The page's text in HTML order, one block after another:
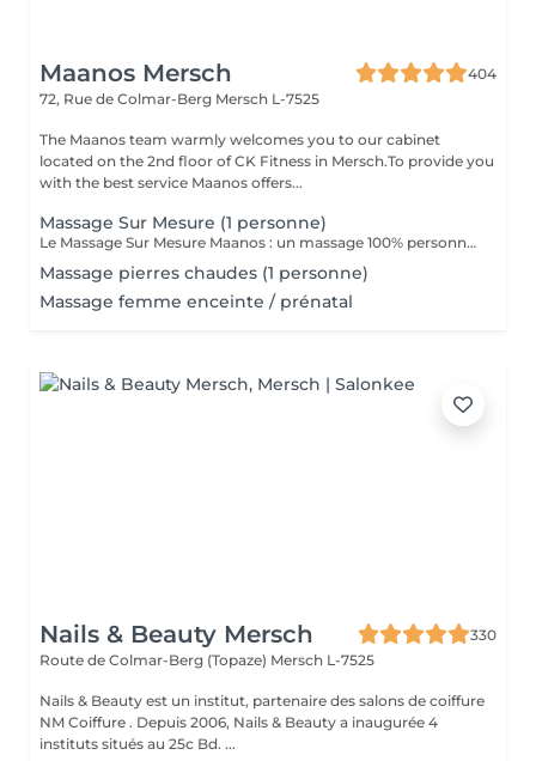
Maanos Mersch
404
72, Rue de Colmar-Berg Mersch L-7525
The Maanos team warmly welcomes you to our cabinet
located on the 2nd floor of CK Fitness in Mersch.To provide you
with the best service Maanos offers...
Massage Sur Mesure (1 personne)
Le Massage Sur Mesure Maanos : un massage 100% personnalisé en fonction de vos besoins et de vos envies !
Massage pierres chaudes (1 personne)
Massage femme enceinte / prénatal
Nails & Beauty Mersch
330
Route de Colmar-Berg (Topaze) Mersch L-7525
Nails & Beauty est un institut, partenaire des salons de coiffure
NM Coiffure . Depuis 2006, Nails & Beauty a inaugurée 4
instituts situés au 25c Bd. ...